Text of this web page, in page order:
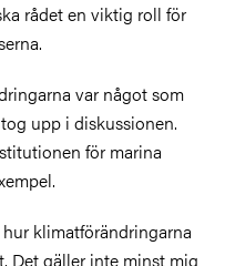
rådet en viktig roll för
var något som
upp i diskussionen.
för marina
klimatförändringarna
Det gäller inte minst mig